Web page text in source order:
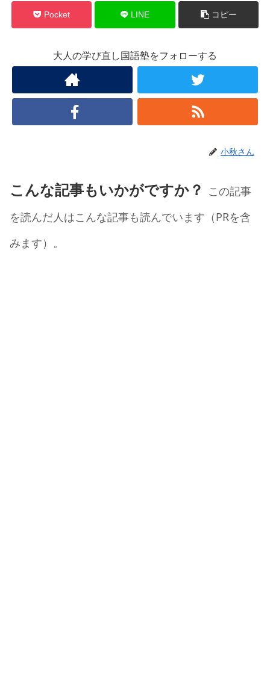
Pocket LINE コピー
大人の学び直し国語塾をフォローする
小秋さん
こんな記事もいかがですか？ この記事
を読んだ人はこんな記事も読んでいます（PRを含
みます）。